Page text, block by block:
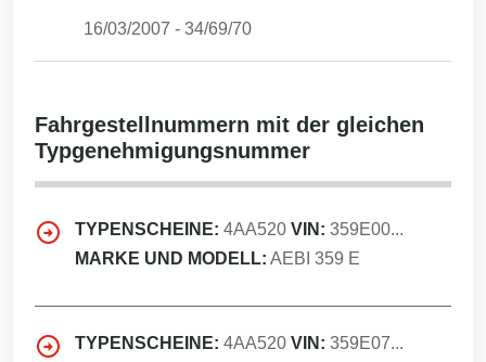
16/03/2007 - 34/69/70
Fahrgestellnummern mit der gleichen
Typgenehmigungsnummer
TYPENSCHEINE: 4AA520 VIN: 359E00...
MARKE UND MODELL: AEBI 359 E
TYPENSCHEINE: 4AA520 VIN: 359E07...